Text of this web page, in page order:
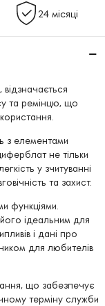
24 місяці
та ремінцю, що
з елементами
не тільки
у зчитуванні
та захист.
функціями.
ідеальним для
і дані про
для любителів
що забезпечує
терміну служби